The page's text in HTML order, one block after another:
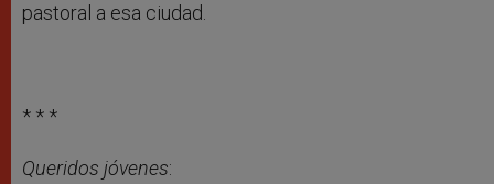
pastoral a esa ciudad.
* * *
Queridos jóvenes: